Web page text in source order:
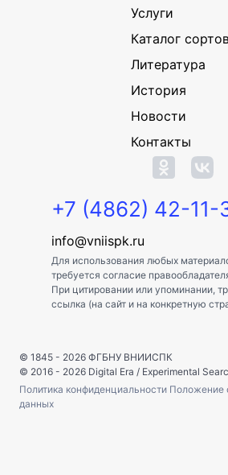
Услуги
Каталог
Литература
История
Новости
Контакты
+7 (4862) 42-11-
info@vniispk.ru
Для использования любых
требуется согласие
При цитировании или упоминании,
ссылка (на сайт и на конкретную
© 1845 - 2026 ФГБНУ ВНИИСПК
© 2016 - 2026 Digital Era / Experimental
Политика конфиденциальности Положение
данных